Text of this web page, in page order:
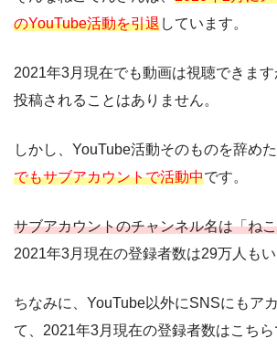
のYouTube活動を引退しています。
2021年3月現在でも動画は視聴できま
投稿されることはありません。
しかし、YouTube活動そのものを辞めた
でもサブアカウントで活動中です。
サブアカウントのチャンネル名は「ね
2021年3月現在の登録者数は29万人もい
ちなみに、YouTube以外にSNSにもア
て、2021年3月現在の登録者数はこちら